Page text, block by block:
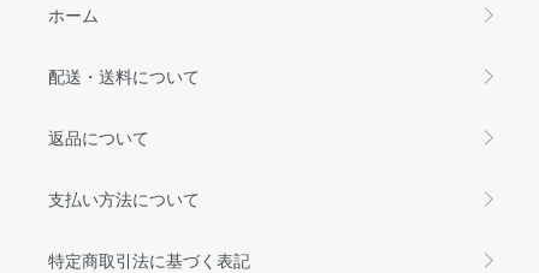
ホーム
配送・送料について
返品について
支払い方法について
特定商取引法に基づく表記